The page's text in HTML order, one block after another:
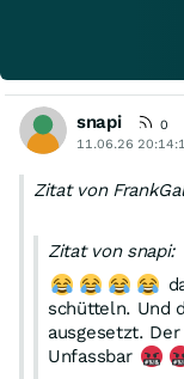
snapi
0
11.06.26
Zitat von
Zitat von snapi:
schütteln. Und
ausgesetzt.
Unfassbar